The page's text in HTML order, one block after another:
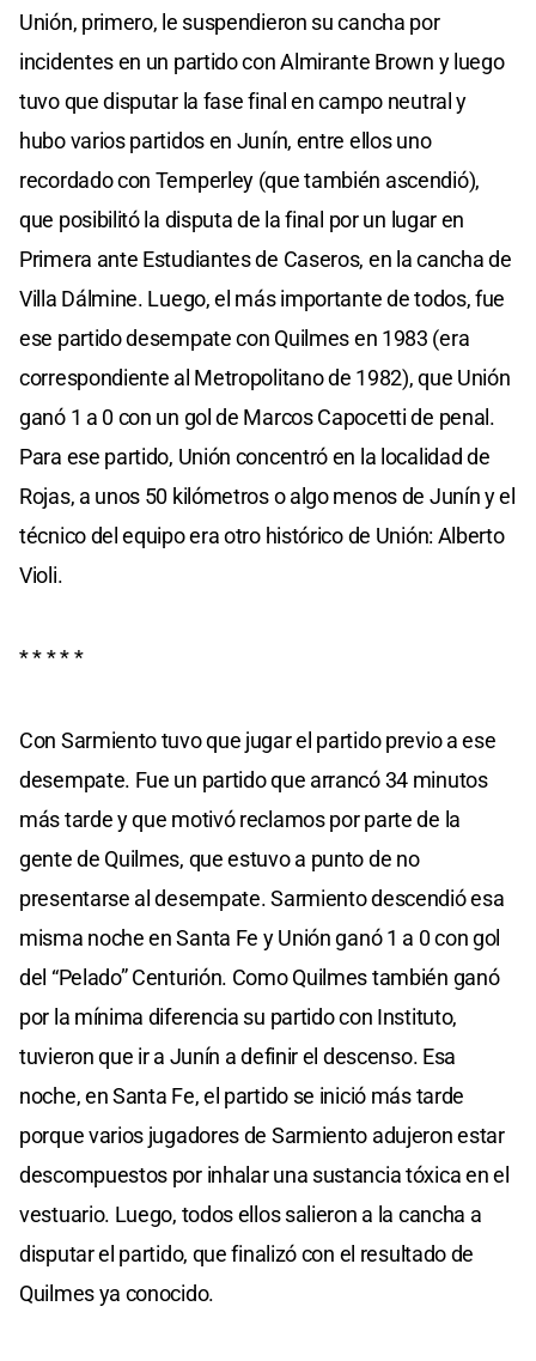
Unión, primero, le suspendieron su cancha por
incidentes en un partido con Almirante Brown y luego
tuvo que disputar la fase final en campo neutral y
hubo varios partidos en Junín, entre ellos uno
recordado con Temperley (que también ascendió),
que posibilitó la disputa de la final por un lugar en
Primera ante Estudiantes de Caseros, en la cancha de
Villa Dálmine. Luego, el más importante de todos, fue
ese partido desempate con Quilmes en 1983 (era
correspondiente al Metropolitano de 1982), que Unión
ganó 1 a 0 con un gol de Marcos Capocetti de penal.
Para ese partido, Unión concentró en la localidad de
Rojas, a unos 50 kilómetros o algo menos de Junín y el
técnico del equipo era otro histórico de Unión: Alberto
Violi.
* * * * *
Con Sarmiento tuvo que jugar el partido previo a ese
desempate. Fue un partido que arrancó 34 minutos
más tarde y que motivó reclamos por parte de la
gente de Quilmes, que estuvo a punto de no
presentarse al desempate. Sarmiento descendió esa
misma noche en Santa Fe y Unión ganó 1 a 0 con gol
del “Pelado” Centurión. Como Quilmes también ganó
por la mínima diferencia su partido con Instituto,
tuvieron que ir a Junín a definir el descenso. Esa
noche, en Santa Fe, el partido se inició más tarde
porque varios jugadores de Sarmiento adujeron estar
descompuestos por inhalar una sustancia tóxica en el
vestuario. Luego, todos ellos salieron a la cancha a
disputar el partido, que finalizó con el resultado de
Quilmes ya conocido.